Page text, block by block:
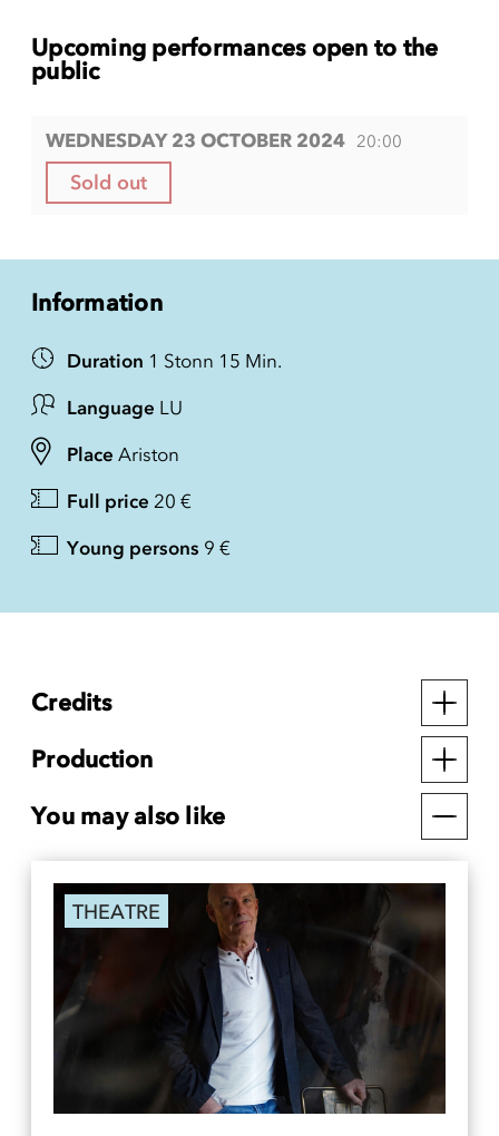
Upcoming performances open to the
public
WEDNESDAY 23 OCTOBER 2024 20:00
Sold out
Information
Duration 1 Stonn 15 Min.
Language LU
Place Ariston
Full price 20 €
Young persons 9 €
Credits
Production
You may also like
THEATRE